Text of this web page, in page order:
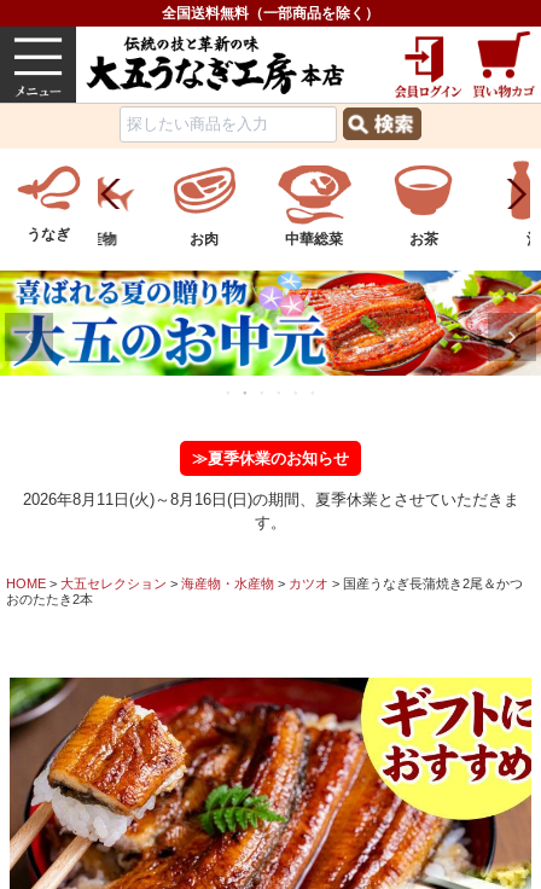
全国送料無料（一部商品を除く）
うなぎ 内祝い グルメ
うなぎ 水産物 お肉 中華総菜 お茶 酒
≫夏季休業のお知らせ
2026年8月11日(火)～8月16日(日)の期間、夏季休業とさせていただきま
す。
HOME 大五セレクション 海産物・水産物 カツオ
国産うなぎ長蒲焼き2尾＆かつ
おのたたき2本